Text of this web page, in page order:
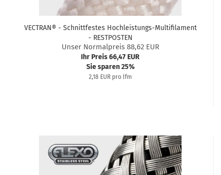
VECTRAN® - Schnittfestes Hochleistungs-Multifilament
- RESTPOSTEN
Unser Normalpreis 88,62 EUR
Ihr Preis 66,47 EUR
Sie sparen 25%
2,18 EUR pro lfm